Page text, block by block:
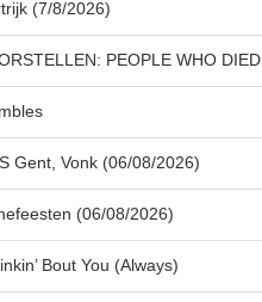
(7/8/2026)
PEOPLE WHO DIED
Gent, Vonk (06/08/2026)
(06/08/2026)
Bout You (Always)